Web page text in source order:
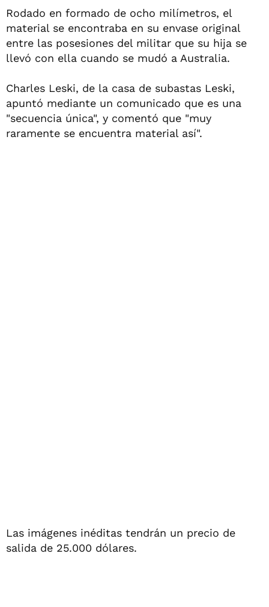
Rodado en formado de ocho milímetros, el
material se encontraba en su envase original
entre las posesiones del militar que su hija se
llevó con ella cuando se mudó a Australia.
Charles Leski, de la casa de subastas Leski,
apuntó mediante un comunicado que es una
"secuencia única", y comentó que "muy
raramente se encuentra material así".
Las imágenes inéditas tendrán un precio de
salida de 25.000 dólares.